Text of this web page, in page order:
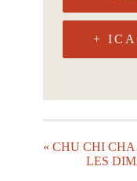
+
« CHU CHI CHA
LES